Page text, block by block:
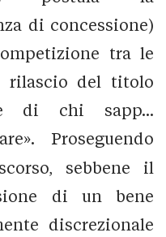
di concessione)
tra le
rilascio del titolo
di chi sapp...
Proseguendo
sebbene il
di un bene
discrezionale